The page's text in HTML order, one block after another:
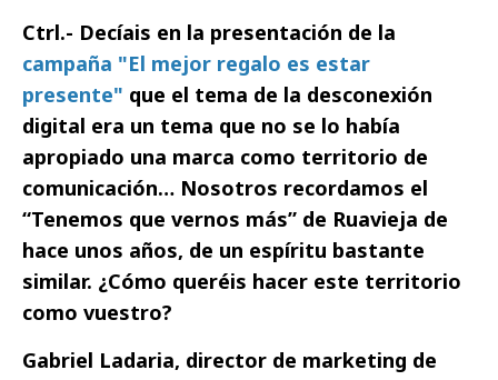
Ctrl.- Decíais en la presentación de la
campaña "El mejor regalo es estar
presente" que el tema de la desconexión
digital era un tema que no se lo había
apropiado una marca como territorio de
comunicación… Nosotros recordamos el
“Tenemos que vernos más” de Ruavieja de
hace unos años, de un espíritu bastante
similar. ¿Cómo queréis hacer este territorio
como vuestro?
Gabriel Ladaria, director de marketing de